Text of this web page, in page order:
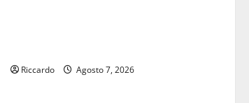
Riccardo Agosto 7, 2026